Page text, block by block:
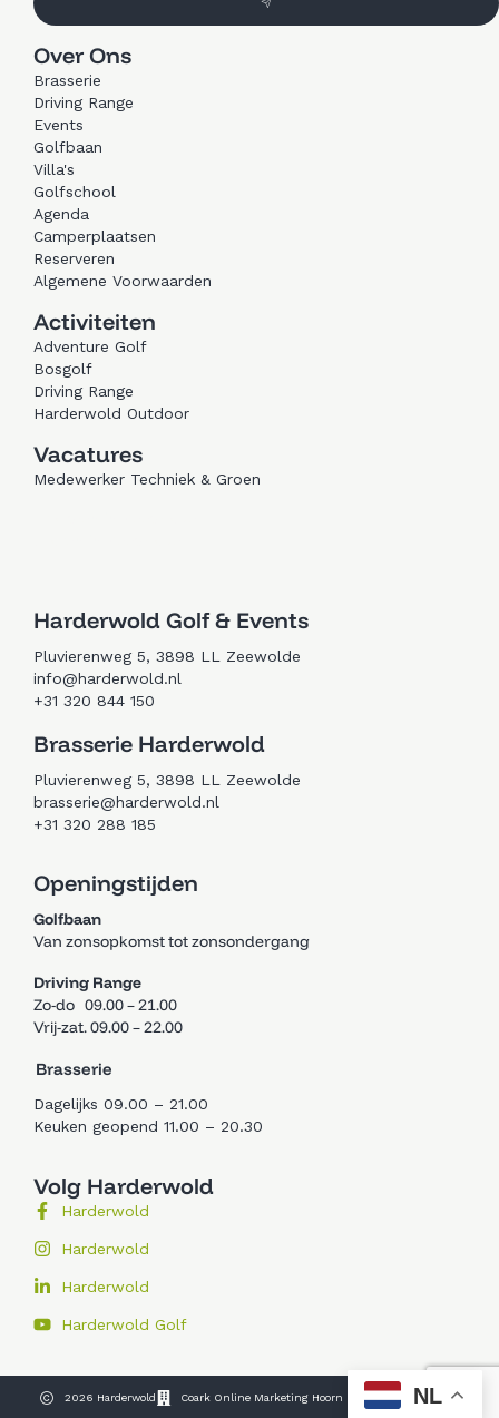
Over Ons
Brasserie
Driving Range
Events
Golfbaan
Villa's
Golfschool
Agenda
Camperplaatsen
Reserveren
Algemene Voorwaarden
Activiteiten
Adventure Golf
Bosgolf
Driving Range
Harderwold Outdoor
Vacatures
Medewerker Techniek & Groen
Harderwold Golf & Events
Pluvierenweg 5, 3898 LL Zeewolde
info@harderwold.nl
+31 320 844 150
Brasserie Harderwold
Pluvierenweg 5, 3898 LL Zeewolde
brasserie@harderwold.nl
+31 320 288 185
Openingstijden
Golfbaan
Van zonsopkomst tot zonsondergang
Driving Range
Zo-do 09.00 – 21.00
Vrij-zat. 09.00 – 22.00
Brasserie
Dagelijks 09.00 – 21.00
Keuken geopend 11.00 – 20.30
Volg Harderwold
Harderwold
Harderwold
Harderwold
Harderwold Golf
2026 Harderwold Coark Online Marketing Hoorn NL